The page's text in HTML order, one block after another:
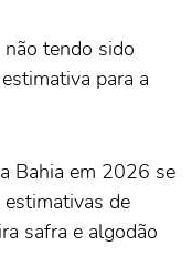
tendo sido
para a
Bahia em 2026 se
de
safra e algodão